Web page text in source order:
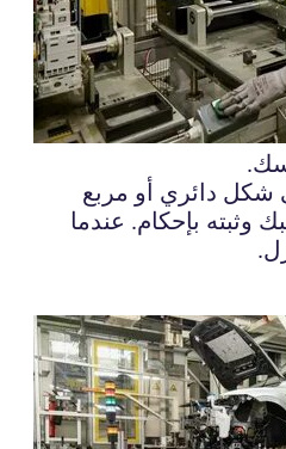
دائري أو مربع
بإحكام. عندما